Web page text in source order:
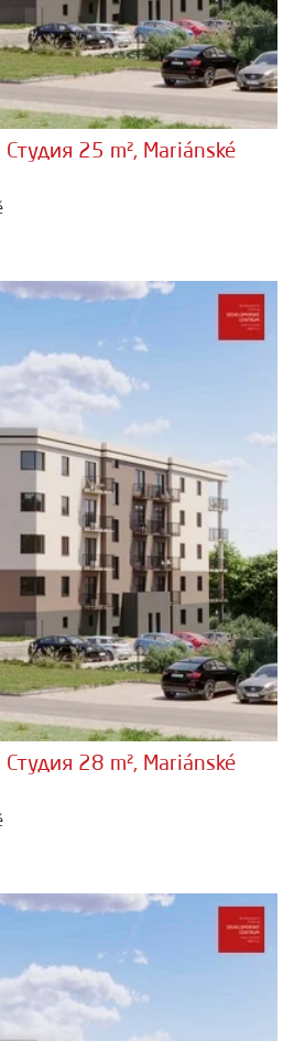
25 m², Mariánské
28 m², Mariánské